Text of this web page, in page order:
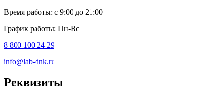
Время работы: с 9:00 до 21:00
График работы: Пн-Вс
8 800 100 24 29
info@lab-dnk.ru
Реквизиты